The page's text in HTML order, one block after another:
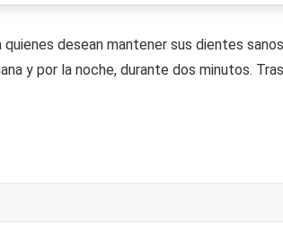
desean mantener sus dientes
y por la noche, durante dos minutos. Tras